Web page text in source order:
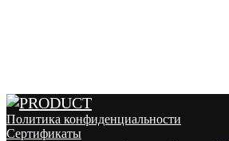
Политика конфиденциальности
Сертификаты